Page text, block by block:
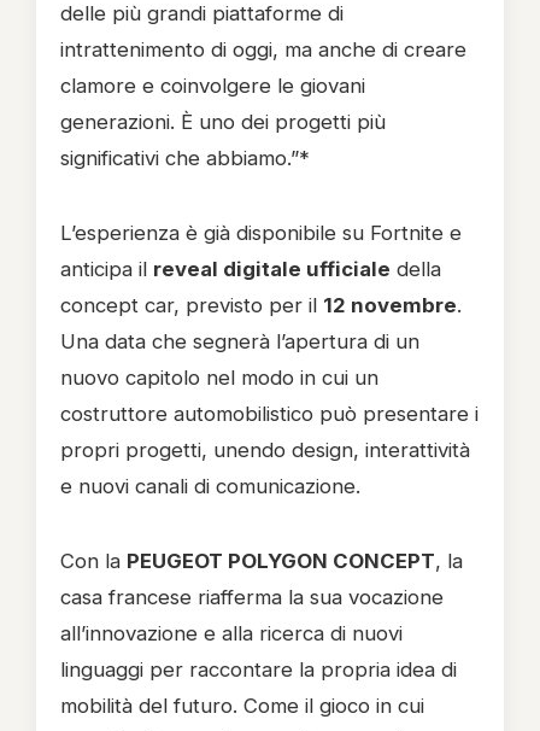
delle più grandi piattaforme di
intrattenimento di oggi, ma anche di creare
clamore e coinvolgere le giovani
generazioni. È uno dei progetti più
significativi che abbiamo.”*
L’esperienza è già disponibile su Fortnite e
anticipa il reveal digitale ufficiale della
concept car, previsto per il 12 novembre.
Una data che segnerà l’apertura di un
nuovo capitolo nel modo in cui un
costruttore automobilistico può presentare i
propri progetti, unendo design, interattività
e nuovi canali di comunicazione.
Con la PEUGEOT POLYGON CONCEPT, la
casa francese riafferma la sua vocazione
all’innovazione e alla ricerca di nuovi
linguaggi per raccontare la propria idea di
mobilità del futuro. Come il gioco in cui